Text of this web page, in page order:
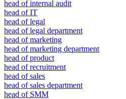
head of internal audit
head of IT
head of legal
head of legal department
head of marketing
head of marketing department
head of product
head of recruitment
head of sales
head of sales department
head of SMM